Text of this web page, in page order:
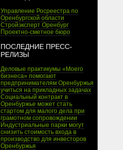
Управление Росреестра по
Оренбургской области
Стройэксперт Оренбург
Проектно-сметное бюро
ПОСЛЕДНИЕ ПРЕСС-
РЕЛИЗЫ
Деловые практикумы «Моего
бизнеса» помогают
предпринимателям Оренбуржья
учиться на прикладных задачах
Социальный контракт в
Оренбуржье может стать
стартом для малого дела при
грамотном сопровождении
Индустриальные парки могут
снизить стоимость входа в
производство для инвесторов
Оренбуржья